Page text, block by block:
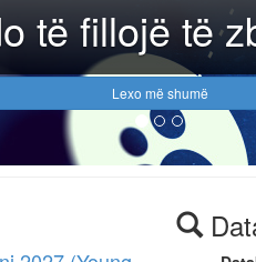
të fillojë të
Lexo më shumë